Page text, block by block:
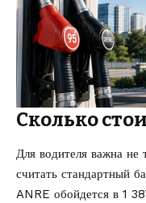
Сколько
Для водителя важна не
считать стандартный
ANRE обойдется в 1